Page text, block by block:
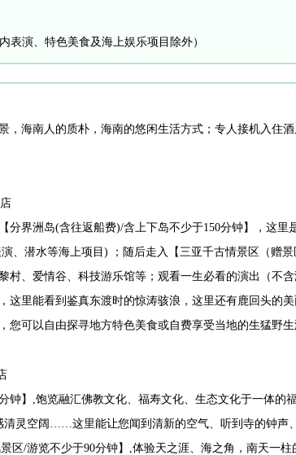
表演、特色美食及海上娱乐项目除外）
海南人的质朴，海南的悠闲生活方式；专人接机入住
分界洲岛(含往返船费)/含上下岛不少于150分钟】，这里
、潜水等海上项目) ；随后走入【三亚千古情景区（赠
、爱情谷、科技游乐馆等；观看一生必看的演出（不
里能看到鉴真东渡时的惊涛骇浪，这里还有鹿回头的
可以自由探寻地方特色美食或自费享受当地的生猛野
钟】,饱览融汇佛教文化、福寿文化、生态文化于一体的
灵空阔……这里能让您闻到清新的空气、听到寺的钟声
区/游览不少于90分钟】,体验天之涯、海之角，南天一